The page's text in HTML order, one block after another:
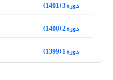
دوره 3 (1401)
دوره 2 (1400)
دوره 1 (1399)